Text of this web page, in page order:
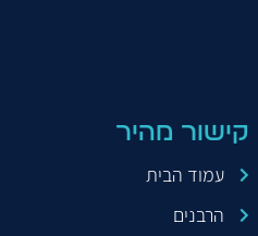
קישור מהיר
עמוד הבית
הרבנים